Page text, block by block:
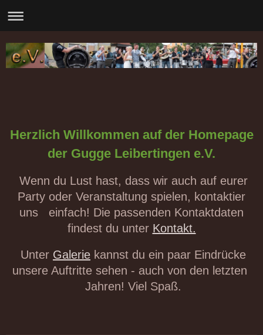
Herzlich Willkommen auf der Homepage
der Gugge Leibertingen e.V.
Wenn du Lust hast, dass wir auch auf eurer
Party oder Veranstaltung spielen, kontaktier
uns einfach! Die passenden Kontaktdaten
findest du unter Kontakt.
Unter Galerie kannst du ein paar Eindrücke
unsere Auftritte sehen - auch von den letzten
Jahren! Viel Spaß.